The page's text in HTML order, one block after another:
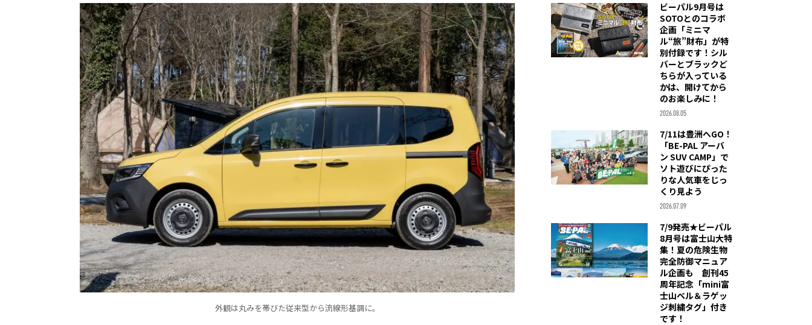
外観は丸みを帯びた従来型から流線形基調に。
ビーパル9月号は
SOTOとのコラボ
企画「ミニマ
ル“旅”財布」が特
別付録です！シル
バーとブラックど
ちらが入っている
かは、開けてから
のお楽しみに！
2026.08.05
7/11は豊洲へGO！
「BE-PAL アーバ
ン SUV CAMP」で
ソト遊びにぴった
りな人気車をじっ
くり見よう
2026.07.09
7/9発売★ビーパル
8月号は富士山大特
集！夏の危険生物
完全防御マニュア
ル企画も 創刊45
周年記念「mini富
士山ベル＆ラゲッ
ジ刺繍タグ」付き
です！